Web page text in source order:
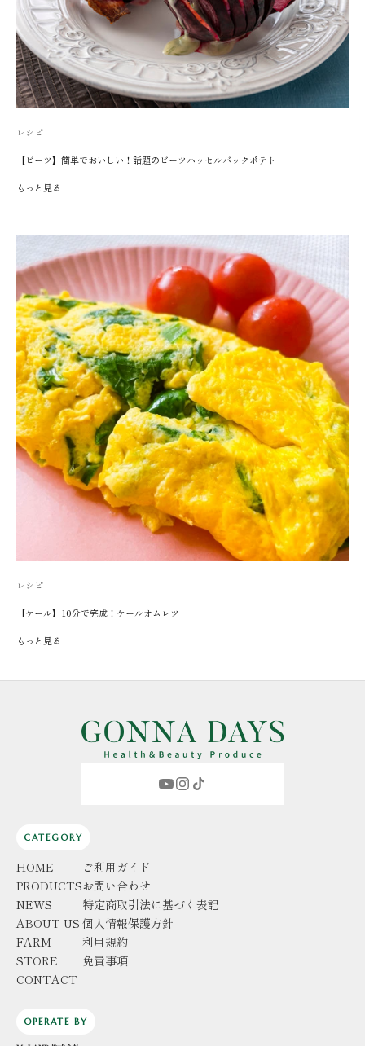
レシピ
【ビーツ】簡単でおいしい！話題のビーツハッセルバックポテト
もっと見る
レシピ
【ケール】10分で完成！ケールオムレツ
もっと見る
CATEGORY
HOME
PRODUCTS
NEWS
ABOUT US
FARM
STORE
CONTACT
ご利用ガイド
お問い合わせ
特定商取引法に基づく表記
個人情報保護方針
利用規約
免責事項
OPERATE BY